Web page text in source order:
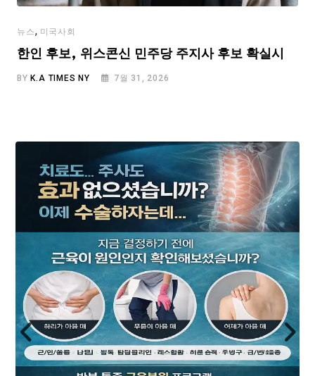
뉴스, 미국사회
한인 후보, 위스콘신 민주당 주지사 후보 확실시
BY K.A TIMES NY 7월 31, 2026